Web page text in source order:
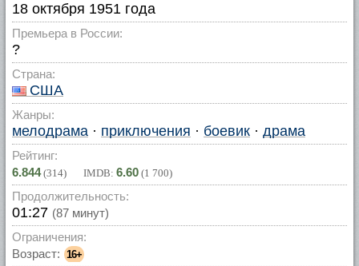
18 октября 1951 года
Премьера в России:
?
Страна:
США
Жанры:
мелодрама · приключения · боевик · драма
Рейтинг:
6.844(314) IMDB: 6.60 (1 700)
Продолжительность:
01:27 (87 минут)
Ограничения:
Возраст: 16+